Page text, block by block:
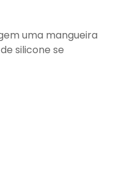
uma mangueira
silicone se